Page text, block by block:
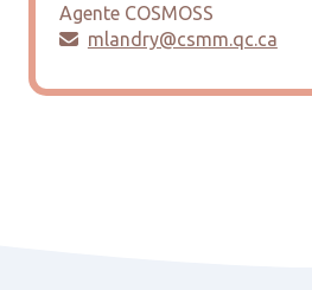
Agente COSMOSS
 mlandry@csmm.qc.ca